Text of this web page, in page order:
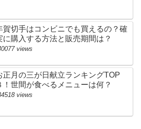
賀切手はコンビニでも買えるの？確
に購入する方法と販売期間は？
views
正月の三が日献立ランキングTOP
！世間が食べるメニューは何？
views